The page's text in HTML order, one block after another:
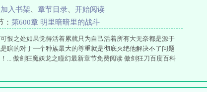
加入书架 章节目录
开始阅读
： 第600章 明里暗暗里的战斗
恨之处如果觉得活着累就只为自己活着所有大无奈都是源于
瞎的对于一个种族最大的尊重就是彻底灭绝他解决不了问题
... 傲剑狂魔妖龙之瞳幻最新章节免费阅读 傲剑狂刀百度百科